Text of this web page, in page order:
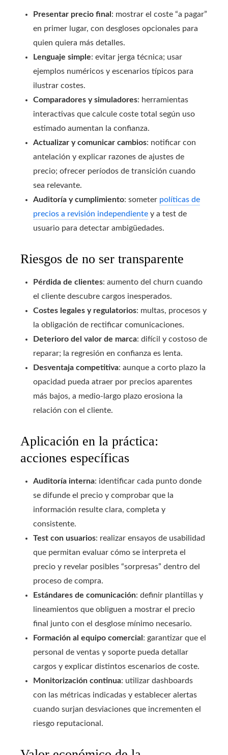
Presentar precio final : mostrar el coste “a pagar”
en primer lugar, con desgloses opcionales para
quien quiera más detalles.
Lenguaje simple: evitar jerga técnica; usar
ejemplos numéricos y escenarios típicos para
ilustrar costes.
Comparadores y simuladores: herramientas
interactivas que calcule coste total según uso
estimado aumentan la confianza.
Actualizar y comunicar cambios: notificar con
antelación y explicar razones de ajustes de
precio; ofrecer períodos de transición cuando
sea relevante.
Auditoría y cumplimiento: someter políticas de
precios a revisión independiente y a test de
usuario para detectar ambigüedades.
Riesgos de no ser transparente
Pérdida de clientes: aumento del churn cuando
el cliente descubre cargos inesperados.
Costes legales y regulatorios: multas, procesos y
la obligación de rectificar comunicaciones.
Deterioro del valor de marca: difícil y costoso de
reparar; la regresión en confianza es lenta.
Desventaja competitiva: aunque a corto plazo la
opacidad pueda atraer por precios aparentes
más bajos, a medio-largo plazo erosiona la
relación con el cliente.
Aplicación en la práctica:
acciones específicas
Auditoría interna: identificar cada punto donde
se difunde el precio y comprobar que la
información resulte clara, completa y
consistente.
Test con usuarios: realizar ensayos de usabilidad
que permitan evaluar cómo se interpreta el
precio y revelar posibles “sorpresas” dentro del
proceso de compra.
Estándares de comunicación: definir plantillas y
lineamientos que obliguen a mostrar el precio
final junto con el desglose mínimo necesario.
Formación al equipo comercial : garantizar que el
personal de ventas y soporte pueda detallar
cargos y explicar distintos escenarios de coste.
Monitorización continua: utilizar dashboards
con las métricas indicadas y establecer alertas
cuando surjan desviaciones que incrementen el
riesgo reputacional.